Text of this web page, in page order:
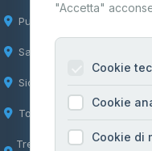
Puglia
Sardegna
Sicilia
Toscana
Trentino-Alto
"Accetta"
Cookie
Cookie
Cookie di